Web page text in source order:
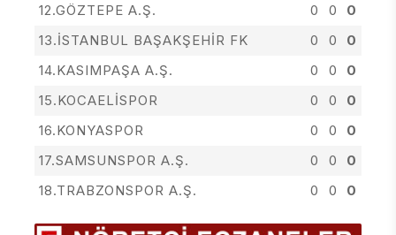
12.GÖZTEPE A.Ş.
0 0
0
13.İSTANBUL BAŞAKŞEHİR FK
0 0
0
14.KASIMPAŞA A.Ş.
0 0
0
15.KOCAELİSPOR
0 0
0
16.KONYASPOR
0 0
0
17.SAMSUNSPOR A.Ş.
0 0
0
18.TRABZONSPOR A.Ş.
0 0 0